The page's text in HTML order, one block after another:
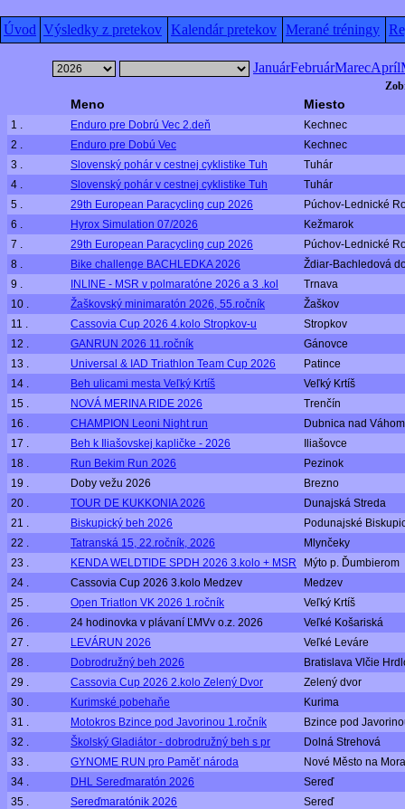
Úvod Výsledky z pretekov Kalendár pretekov Merané tréningy
JanuárFebruárMarecApríl
Meno Miesto
1 . Enduro pre Dobrú Vec 2.deň
Kechnec
2 .
Enduro pre Dobú Vec
Kechnec
3 .
Slovenský pohár v cestnej cyklistike Tuh
Tuhár
4 .
Slovenský pohár v cestnej cyklistike Tuh
Tuhár
5 .
29th European Paracycling cup 2026
Púchov-Lednické
6 .
Hyrox Simulation 07/2026
Kežmarok
7 .
29th European Paracycling cup 2026
Púchov-Lednické
8 .
Bike challenge BACHLEDKA 2026
Ždiar-Bachledová
9 .
INLINE - MSR v polmaratóne 2026 a 3 .kol
Trnava
10 .
Žaškovský minimaratón 2026, 55.ročník
Žaškov
11 .
Cassovia Cup 2026 4.kolo Stropkov-u
Stropkov
12 .
GANRUN 2026 11.ročník
Gánovce
13 .
Universal & IAD Triathlon Team Cup 2026
Patince
14 .
Beh ulicami mesta Veľký Krtíš
Veľký Krtíš
15 .
NOVÁ MERINA RIDE 2026
Trenčín
16 .
CHAMPION Leoni Night run
Dubnica nad Váhom
17 .
Beh k Iliašovskej kapličke - 2026
Iliašovce
18 .
Run Bekim Run 2026
Pezinok
19 .
Doby vežu 2026
Brezno
20 .
TOUR DE KUKKONIA 2026
Dunajská Streda
21 .
Biskupický beh 2026
Podunajské
22 .
Tatranská 15, 22.ročník, 2026
Mlynčeky
23 .
KENDA WELDTIDE SPDH 2026 3.kolo + MSR
Mýto p. Ďumbierom
24 .
Cassovia Cup 2026 3.kolo Medzev
Medzev
25 .
Open Triatlon VK 2026 1.ročník
Veľký Krtíš
26 .
24 hodinovka v plávaní ĽMVv o.z. 2026
Veľké Košariská
27 .
LEVÁRUN 2026
Veľké Leváre
28 .
Dobrodružný beh 2026
Bratislava Vlčie
29 .
Cassovia Cup 2026 2.kolo Zelený Dvor
Zelený dvor
30 .
Kurimské pobehaňe
Kurima
31 .
Motokros Bzince pod Javorinou 1.ročník
Bzince pod
32 .
Školský Gladiátor - dobrodružný beh s pr
Dolná Strehová
33 .
GYNOME RUN pro Paměť národa
Nové Město na
34 .
DHL Sereďmaratón 2026
Sereď
35 .
Sereďmaratónik 2026
Sereď